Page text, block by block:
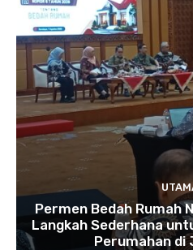
Permen Bedah Rumah
Langkah Sederhana
Perumahan di